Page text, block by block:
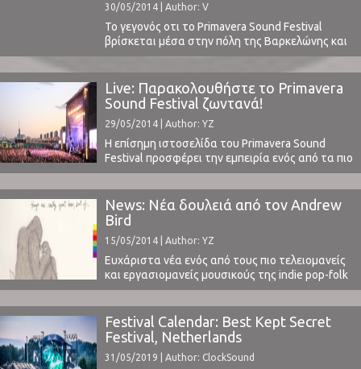
Truckers, μία από τις κορυφαίες σύγχρονες
southern ...
30/05/2014 | Author: V
Το γεγονός οτι το Primavera Sound Festival
βρίσκεται μέσα στην πόλη της Βαρκελώνης και
όχι κάπου στη μέση του πουθενά, όπως τα
περισσότερα μεγάλα φεστιβάλ της Ευρώπης,
αφαιρεί κατά τη γνώμη μου ένα μικρό κομμάτι
από τη συνολική φεστιβαλική εμπειρία. Το να
ξυπνάμε στο ξενοδοχείο και όχι μέσα στις σε ...
Live: Παρακολουθήστε το Primavera
Sound Festival ζωντανά!
29/05/2014 | Author: YZ
Η επίσημη ιστοσελίδα του Primavera Sound
Festival προσφέρει την εμπειρία ενός από τα πιο
σημαντικά φεστιβάλ στον κόσμο ζωντανά!Στο
ClockSound, άλλωστε, πιστεύουμε ότι η
εμπειρία ενός live δε μπορεί να αντικατασταθεί
με καμία άλλη πηγή μουσικής.Γι' αυτό και δύο
ζήσουν και να μας μεταφέρουν ...
News: Νέα δουλειά από τον Andrew
Bird
15/05/2014 | Author: YZ
Ευχάριστα νέα ενός από τους πιο τελειομανείς
και εργασιομανείς μουσικούς της indie pop-folk
σκηνής. Ο Andrew Bird ανακοίνωσε την
κυκλοφορία ενός δίσκου με διασκευές από την
country μπάντα The Handsome Family με τον
τίτλο Things Are Really Great Here, Sort
Of... (03.06.2014). Δείτε τους σε μια παλαιότερη
και κοινή τους εμφάνιση στη Santa ...
Festival Calendar: Best Kept Secret
Festival, Netherlands
31/05/2019 | Author: ClockSound